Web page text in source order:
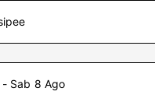
- Sab 8 Ago